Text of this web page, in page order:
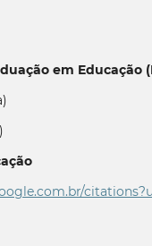
em Educação